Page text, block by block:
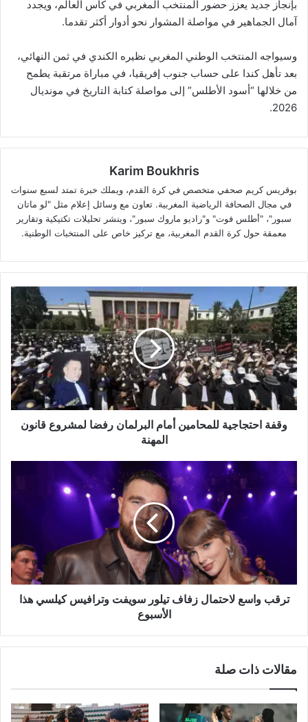
بإنجاز جديد يعزز حضور المنتخب المغربي في كأس العالم، ويجدد
آمال الجماهير في مواصلة المشوار نحو أدوار أكثر تقدما.
وسيواجه المنتخب الوطني المغربي نظيره الكندي في ثمن النهائي،
بعد تأهل كندا على حساب جنوب إفريقيا، في مباراة مرتقبة يطمح
من خلالها “أسود الأطلس” إلى مواصلة كتابة التاريخ في مونديال
2026.
Karim Boukhris
بوقريس كريم صحفي متخصص في كرة القدم، ويملك خبرة تمتد لسبع سنوات
في مجال الصحافة الرياضية المغربية. تعاون مع وسائل إعلام مثل "لو ماتان
سبور"، "أطلس فوت" و"راديو ماروك سبور"، وينشر تحليلات تكتيكية وتقارير
معمقة حول كرة القدم المغربية، مع تركيز خاص على المنتخبات الوطنية.
وقفة
احتجاجية
للمحامين
أمام
البرلمان
رفضا
لمشروع
قانون
المهنة
وقفة احتجاجية للمحامين أمام البرلمان رفضا لمشروع قانون
المهنة
واسع
لاحتمال
هذا
الأسبوع
ترقب واسع لاحتمال زفاف تيلور سويفت وترافيس كيلسي هذا
الأسبوع
مقالات ذات صلة